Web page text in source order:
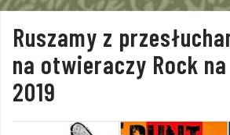
Ruszamy z
na otwieraczy Rock
2019